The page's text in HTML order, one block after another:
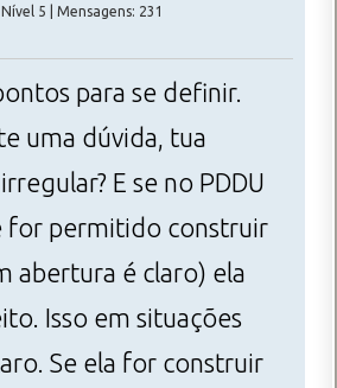
5 | Mensagens: 231
para se definir.
uma dúvida, tua
E se no PDDU
for permitido construir
abertura é claro) ela
Isso em situações
Se ela for construir